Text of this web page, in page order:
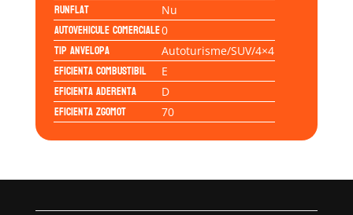
Runflat Nu
Autovehicule comerciale0
Tip anvelopa Autoturisme/SUV/4×4
Eficienta Combustibil E
Eficienta Aderenta D
Eficienta Zgomot 70